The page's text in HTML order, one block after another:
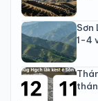
Sơn
1-4